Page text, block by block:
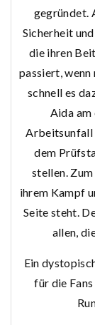
gegründet.
Sicherheit
die ihren
passiert, wenn
schnell es
Aida am
Arbeitsunfall
dem
stellen.
ihrem Kampf
Seite steht.
allen,
Ein
für die